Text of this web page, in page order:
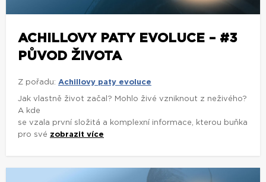
ACHILLOVY PATY EVOLUCE – #3
PŮVOD ŽIVOTA
Z pořadu: Achillovy paty evoluce
Jak vlastně život začal? Mohlo živé vzniknout z neživého?
A kde
se vzala první složitá a komplexní informace, kterou buňka
pro své zobrazit více